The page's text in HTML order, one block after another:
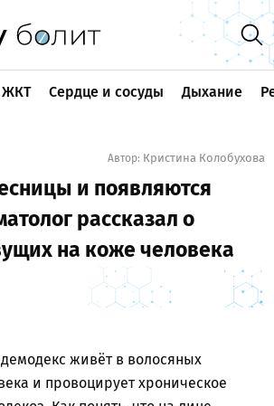
ЖКТ Сердце и сосуды Дыхание
Автор: Кристина Колобухова
и появляются
рассказал о
на коже человека
живёт в волосяных
и провоцирует хроническое